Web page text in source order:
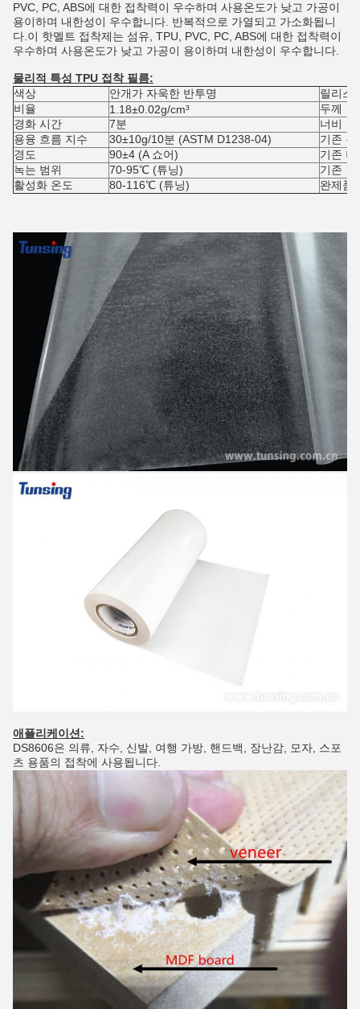
PVC, PC, ABS에 대한 접착력이 우수하며 사용온도가 낮고 가공이
용이하며 내한성이 우수합니다. 반복적으로 가열되고 가소화됩니
다.이 핫멜트 접착제는 섬유, TPU, PVC, PC, ABS에 대한 접착력이
우수하며 사용온도가 낮고 가공이 용이하며 내한성이 우수합니다.
물리적 특성 TPU 접착 필름:
색상
안개가 자욱한 반투명
릴리스
비율
1.18±0.02g/cm³
두께
경화 시간
7분
너비
용융 흐름 지수
30±10g/10분 (ASTM D1238-04)
기존 두
경도
90±4 (A 쇼어)
기존 너
녹는 범위
70-95℃ (튜닝)
기존 길
활성화 온도
80-116℃ (튜닝) 완제품
애플리케이션:
DS8606은 의류, 자수, 신발, 여행 가방, 핸드백, 장난감, 모자, 스포
츠 용품의 접착에 사용됩니다.